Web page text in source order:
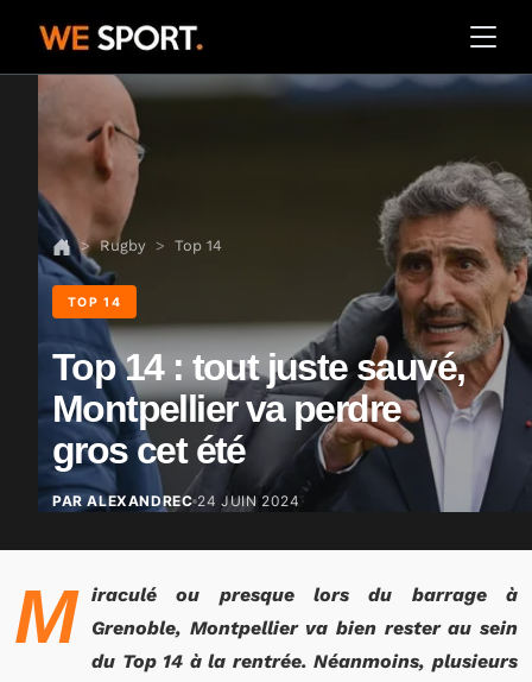
Rugby Top 14
TOP 14
Top 14 : tout juste sauvé,
Montpellier va perdre
gros cet été
PAR ALEXANDREC 24 JUIN 2024
M
iraculé ou presque lors du barrage à
Grenoble, Montpellier va bien rester au sein
du Top 14 à la rentrée. Néanmoins, plusieurs